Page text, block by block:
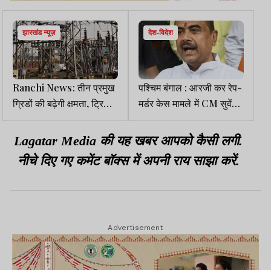
झारखंड न्यूज़
Ranchi News: तीन प्रमुख
ग्रिडों की बढ़ेगी क्षमता, ट्रिपिंग
व बिजली कटौती से मिलेगी
राहत
देश-विदेश
पश्चिम बंगाल : आरजी कर रेप-
मर्डर केस मामले में CM सुवेंदु
अधिकारी ने तीन IPS
अधिकारियों को सस्पेंड किया
Lagatar Media की यह खबर आपको कैसी लगी.
नीचे दिए गए कमेंट बॉक्स में अपनी राय साझा करें.
Advertisement